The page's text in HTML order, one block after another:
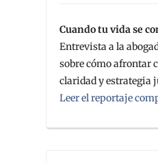
Cuando tu vida se
Entrevista a la
sobre cómo afrontar
claridad y estrategia
Leer el reportaje